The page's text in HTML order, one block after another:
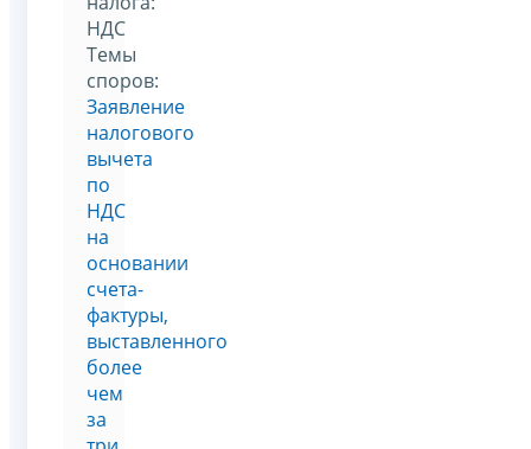
НДС
Темы
споров:
Заявление
налогового
вычета
по
НДС
на
основании
счета-
фактуры,
выставленного
более
чем
за